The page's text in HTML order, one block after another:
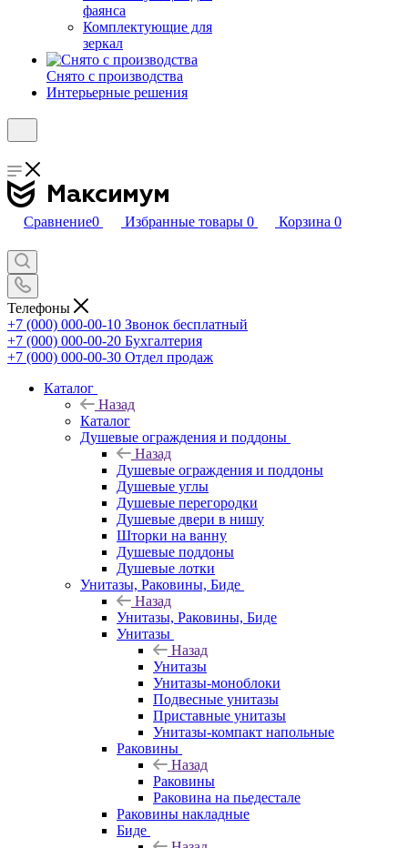
фаянса
Комплектующие для
зеркал
Снято с производства
Интерьерные решения
Сравнение0 Избранные товары 0 Корзина 0
Телефоны
+7 (000) 000-00-10 Звонок бесплатный
+7 (000) 000-00-20 Бухгалтерия
+7 (000) 000-00-30 Отдел продаж
Каталог
Назад
Каталог
Душевые ограждения и поддоны
Назад
Душевые ограждения и поддоны
Душевые углы
Душевые перегородки
Душевые двери в нишу
Шторки на ванну
Душевые поддоны
Душевые лотки
Унитазы, Раковины, Биде
Назад
Унитазы, Раковины, Биде
Унитазы
Назад
Унитазы
Унитазы-моноблоки
Подвесные унитазы
Приставные унитазы
Унитазы-компакт напольные
Раковины
Назад
Раковины
Раковина на пьедестале
Раковины накладные
Биде